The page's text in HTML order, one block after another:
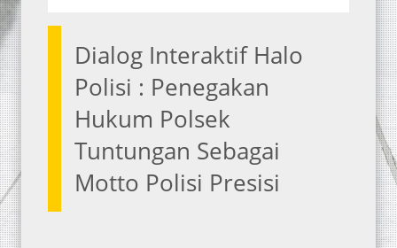
Dialog Interaktif Halo
Polisi : Penegakan
Hukum Polsek
Tuntungan Sebagai
Motto Polisi Presisi